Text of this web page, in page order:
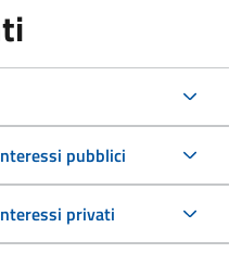
pubblici
privati